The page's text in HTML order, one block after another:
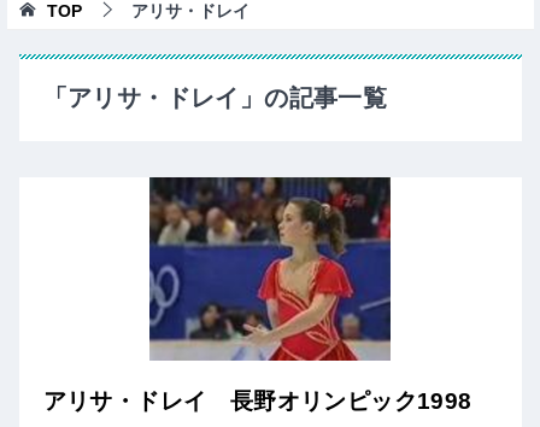
TOP アリサ・ドレイ
「アリサ・ドレイ」の記事一覧
アリサ・ドレイ 長野オリンピック1998